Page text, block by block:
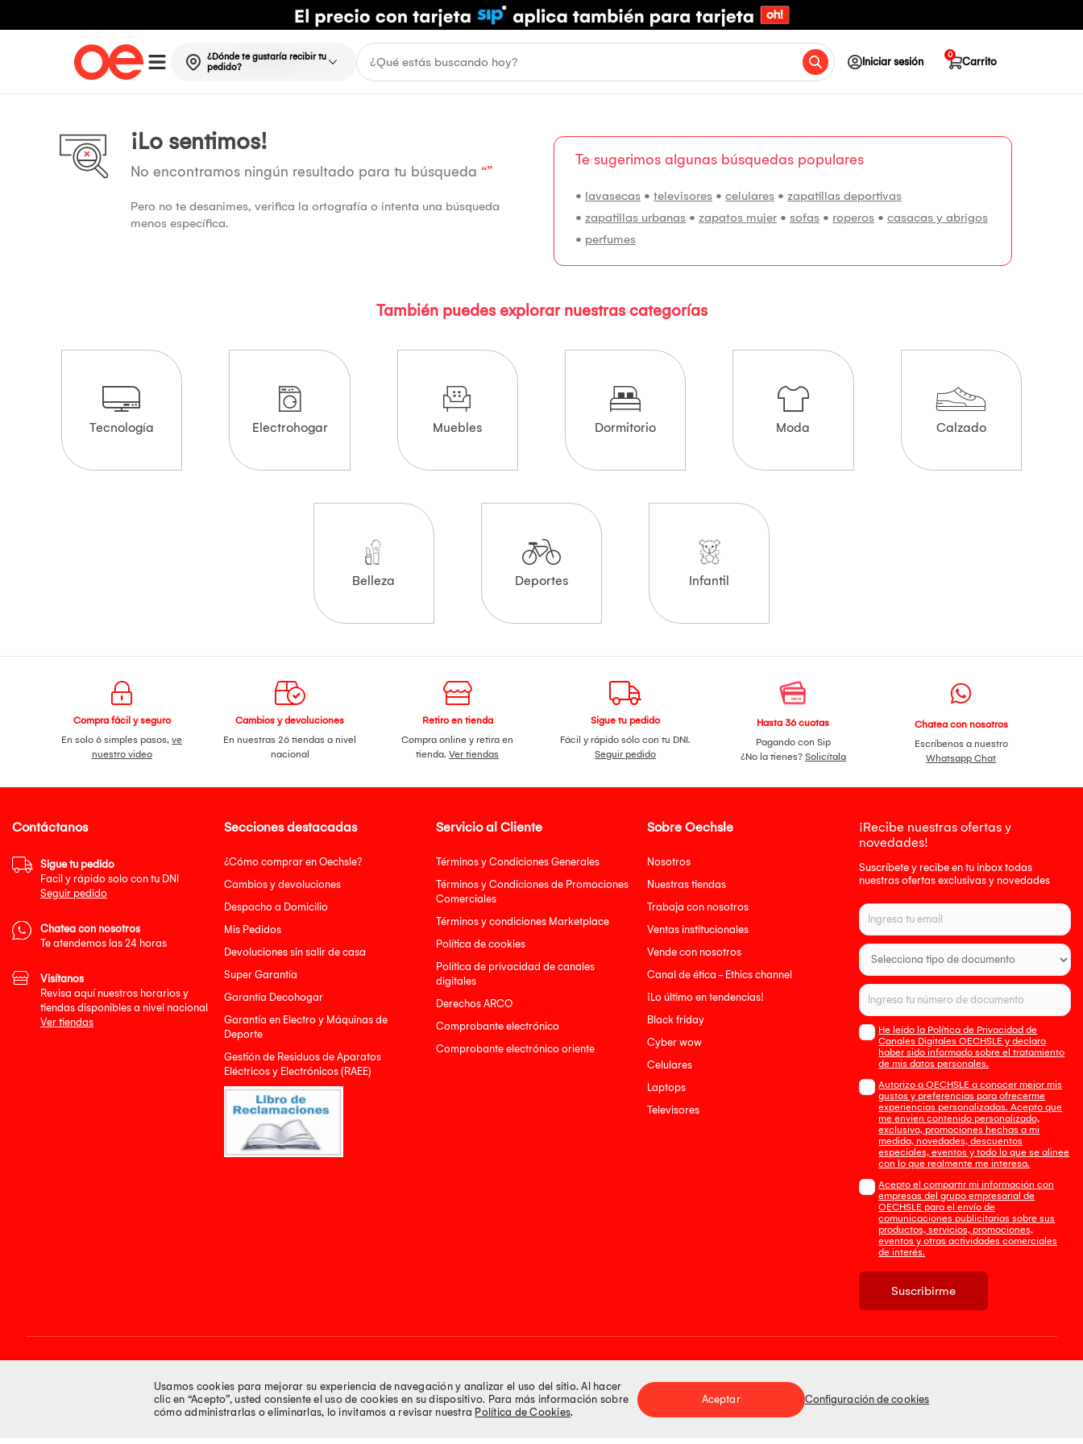
¿Dónde te gustaría recibir tu
pedido?
Iniciar sesión Carrito
0
¡Lo sentimos!
No encontramos ningún resultado para tu búsqueda “”
Pero no te desanimes, verifica la ortografía o intenta una búsqueda
menos específica.
Te sugerimos algunas búsquedas populares
• lavasecas • televisores • celulares • zapatillas deportivas
• zapatillas urbanas • zapatos mujer • sofas • roperos • casacas y abrigos
• perfumes
También puedes explorar nuestras categorías
Tecnología Electrohogar Muebles Dormitorio Moda Calzado
Belleza Deportes Infantil
Compra fácil y seguro
En solo 6 simples pasos,ve
nuestro video
Cambios y devoluciones
En nuestras 26 tiendas a nivel
nacional
Retiro en tienda
Compra online y retira en
tienda.Ver tiendas
Sigue tu pedido
Fácil y rápido sólo con tu DNI.
Seguir pedido
Hasta 36 cuotas
Pagando con Sip
¿No la tienes? Solicítala
Chatea con nosotros
Escríbenos a nuestro
Whatsapp Chat
Secciones destacadas
¿Cómo comprar en Oechsle?
Cambios y devoluciones
Despacho a Domicilio
Mis Pedidos
Devoluciones sin salir de casa
Super Garantía
Garantía Decohogar
Garantía en Electro y Máquinas de
Deporte
Gestión de Residuos de Aparatos
Eléctricos y Electrónicos (RAEE)
Servicio al Cliente
Términos y Condiciones Generales
Términos y Condiciones de Promociones
Comerciales
Términos y condiciones Marketplace
Política de cookies
Política de privacidad de canales
digitales
Derechos ARCO
Comprobante electrónico
Comprobante electrónico oriente
Sobre Oechsle
Nosotros
Nuestras tiendas
Trabaja con nosotros
Ventas institucionales
Vende con nosotros
Canal de ética - Ethics channel
¡Lo último en tendencias!
Black friday
Cyber wow
Celulares
Laptops
Televisores
¡Recibe nuestras ofertas y
novedades!
Suscríbete y recibe en tu inbox todas
nuestras ofertas exclusivas y novedades
He leído la Política de Privacidad de
Canales Digitales OECHSLE y declaro
haber sido informado sobre el tratamiento
de mis datos personales.
Autorizo a OECHSLE a conocer mejor mis
gustos y preferencias para ofrecerme
experiencias personalizadas. Acepto que
me envien contenido personalizado,
exclusivo, promociones hechas a mi
medida, novedades, descuentos
especiales, eventos y todo lo que se alinee
con lo que realmente me interesa.
Acepto el compartir mi información con
empresas del grupo empresarial de
OECHSLE para el envío de
comunicaciones publicitarias sobre sus
productos, servicios, promociones,
eventos y otras actividades comerciales
de interés.
Suscribirme
Contáctanos
Sigue tu pedido
Facil y rápido solo con tu DNI
Seguir pedido
Chatea con nosotros
Te atendemos las 24 horas
Visítanos
Revisa aquí nuestros horarios y
tiendas disponibles a nivel nacional
Ver tiendas
Síguenos en Medios de pago Tienda 100% Segura
Usamos cookies para mejorar su experiencia de navegación y analizar el uso del sitio. Al hacer
clic en “Acepto”, usted consiente el uso de cookies en su dispositivo. Para más información sobre
cómo administrarlas o eliminarlas, lo invitamos a revisar nuestra Política de Cookies.
Aceptar Configuración de cookies